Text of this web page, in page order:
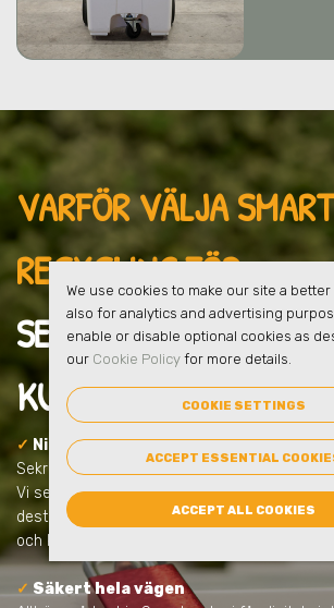
VARFÖR VÄLJA SMART
RECYCLING FÖR
KUNGSHOLMEN?
✓ Ni får en säker lösning från start
Sekretesshantering handlar om mer än att
Vi ser till att allt sker tryggt, låst och
destruktion. Allt anpassas efter ert behov
och krav.
✓ Säkert hela vägen
We use cookies to make our site a better
also for analytics and advertising
enable or disable optional cookies as
our Cookie Policyfor more details.
COOKIE SETTINGS
ACCEPT ESSENTIAL
ACCEPT ALL COOKIES